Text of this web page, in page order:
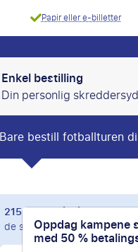
Papir eller e-billetter
Enkel bestilling
Din personlig
Bare bestill fotballturen
215andre så på Borussia
de siste 24 timene.
Oppdag kampene
med 50 %